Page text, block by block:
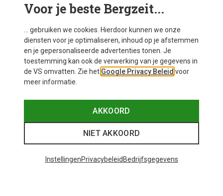
Je bespaart 18%
Petzl
William Ball-Lock HMS Karabiner
€ 26,95
BALL-LOCK
Voor je beste Bergzeit...
... gebruiken we cookies. Hierdoor kunnen we onze
diensten voor je optimaliseren, inhoud op je afstemmen
en je gepersonaliseerde advertenties tonen. Je
toestemming kan ook de verwerking van je gegevens in
de VS omvatten. Zie het Google Privacy Beleid voor
meer informatie.
AKKOORD
NIET AKKOORD
InstellingenPrivacybeleid Bedrijfsgegevens